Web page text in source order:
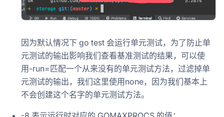
因为默认情况下 go test 会运行单元测试，为了防止单
元测试的输出影响我们查看基准测试的结果，可以使
用-run=匹配一个从来没有的单元测试方法，过滤掉单
元测试的输出，我们这里使用none，因为我们基本上
不会创建这个名字的单元测试方法。